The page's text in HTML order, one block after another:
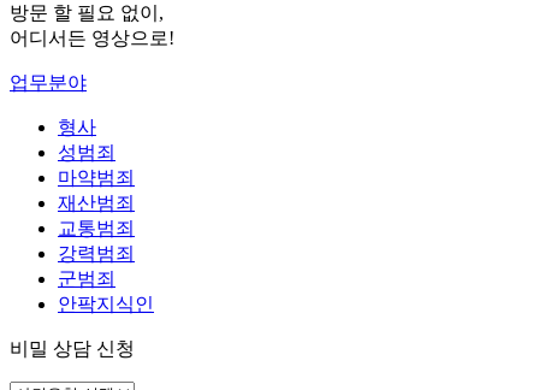
방문 할 필요 없이,
어디서든 영상으로!
업무분야
형사
성범죄
마약범죄
재산범죄
교통범죄
강력범죄
군범죄
안팍지식인
비밀 상담 신청